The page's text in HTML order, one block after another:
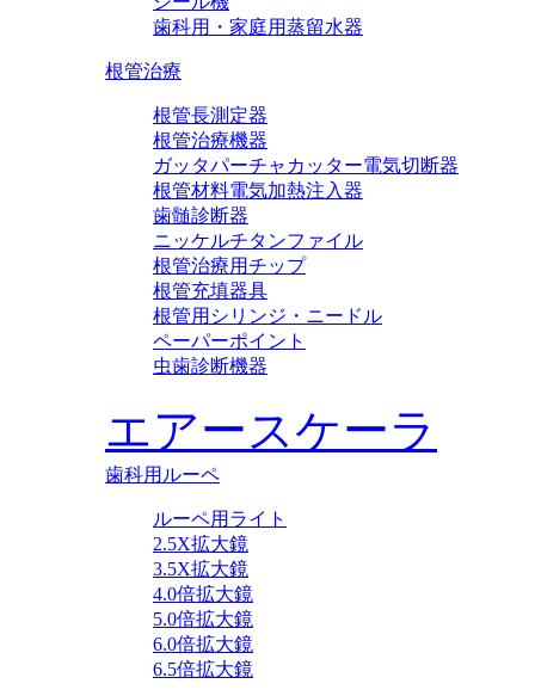
歯科用・家庭用蒸留水器
根管治療
根管長測定器
根管治療機器
ガッタパーチャカッター電気切断器
根管材料電気加熱注入器
歯髄診断器
ニッケルチタンファイル
根管治療用チップ
根管充填器具
根管用シリンジ・ニードル
ペーパーポイント
虫歯診断機器
エアースケーラ
歯科用ルーペ
ルーペ用ライト
2.5X拡大鏡
3.5X拡大鏡
4.0倍拡大鏡
5.0倍拡大鏡
6.0倍拡大鏡
6.5倍拡大鏡